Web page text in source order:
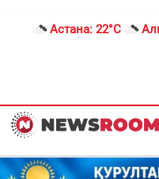
Астана: 22°C